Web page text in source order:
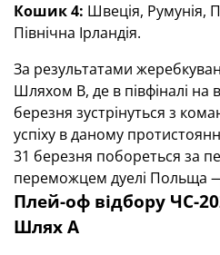
Кошик 4: Швеція, Румунія,
Північна Ірландія.
За результатами
Шляхом B, де в півфіналі на
березня зустрінуться з
успіху в даному
31 березня побореться за
переможцем дуелі Польща
Плей-оф відбору ЧС-
Шлях А